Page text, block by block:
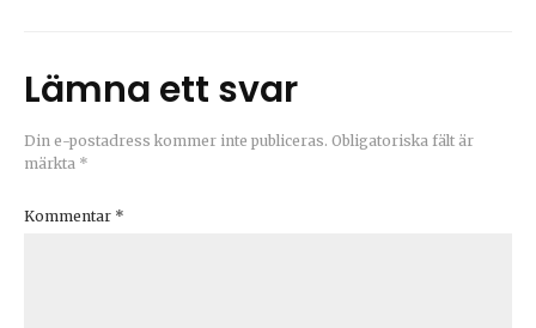
Lämna ett svar
Din e-postadress kommer inte publiceras. Obligatoriska fält är
märkta *
Kommentar *